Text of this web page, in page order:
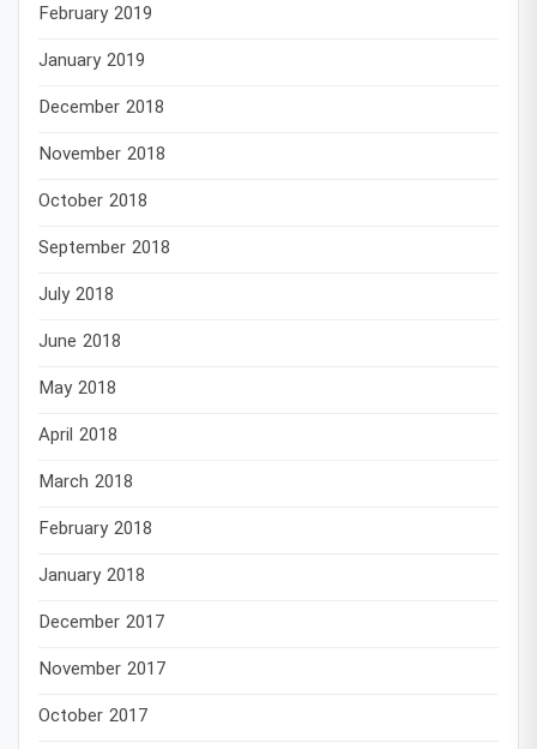
February 2019
January 2019
December 2018
November 2018
October 2018
September 2018
July 2018
June 2018
May 2018
April 2018
March 2018
February 2018
January 2018
December 2017
November 2017
October 2017